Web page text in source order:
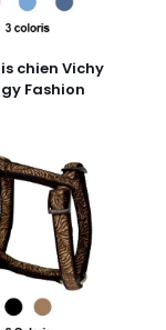
chien Vichy
Fashion